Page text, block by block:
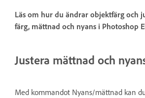
Läs om hur du ändrar objektfärg och
färg, mättnad och nyans i Photoshop
Justera mättnad och
Med kommandot Nyans/mättnad kan